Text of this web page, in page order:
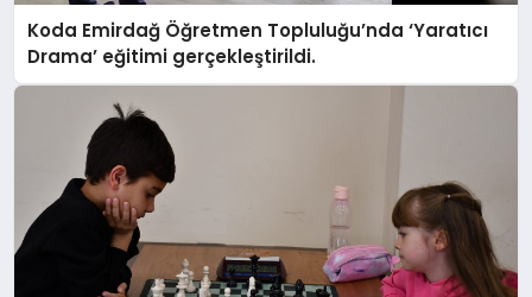
Koda Emirdağ Öğretmen Topluluğu’nda ‘Yaratıcı
Drama’ eğitimi gerçekleştirildi.